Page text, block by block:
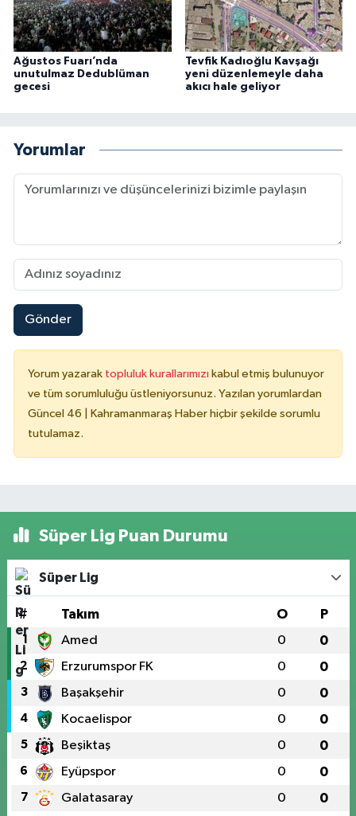
Ağustos Fuarı’nda
unutulmaz Dedublüman
gecesi
Tevfik Kadıoğlu Kavşağı
yeni düzenlemeyle daha
akıcı hale geliyor
Yorumlar
Gönder
Yorum yazarak topluluk kurallarımızı kabul etmiş bulunuyor
ve tüm sorumluluğu üstleniyorsunuz. Yazılan yorumlardan
Güncel 46 | Kahramanmaraş Haber hiçbir şekilde sorumlu
tutulamaz.
Süper Lig Puan Durumu
Süper Lig
# Takım O P
1 Amed 0 0
2 Erzurumspor FK 0 0
3 Başakşehir 0 0
4 Kocaelispor 0 0
5 Beşiktaş 0 0
6 Eyüpspor 0 0
7 Galatasaray 0 0